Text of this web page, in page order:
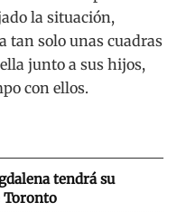
la situación,
tan solo unas cuadras
junto a sus hijos,
con ellos.
tendrá su
Toronto